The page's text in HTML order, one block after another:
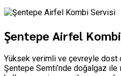
Şentepe Airfel
Yüksek verimli ve çevreyle dost
Şentepe Semti’nde doğalgaz ile